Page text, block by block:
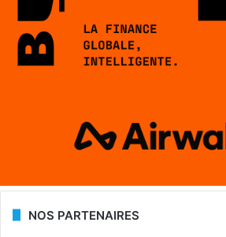
NOS PARTENAIRES